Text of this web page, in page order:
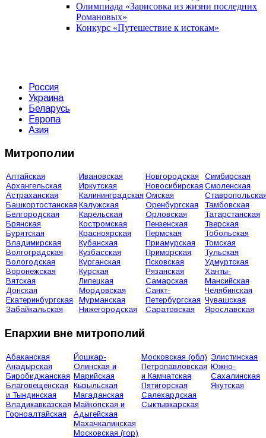
Олимпиада «Зарисовка из жизни последних
Романовых»
Конкурс «Путешествие к истокам»
Россия
Украина
Беларусь
Европа
Азия
Митрополии
Алтайская
Архангельская
Астраханская
Башкортостанская
Белгородская
Брянская
Бурятская
Владимирская
Волгоградская
Вологодская
Воронежская
Вятская
Донская
Екатеринбургская
Забайкальская
Ивановская
Иркутская
Калининградская
Калужская
Карельская
Костромская
Красноярская
Кубанская
Кузбасская
Курганская
Курская
Липецкая
Мордовская
Мурманская
Нижегородская
Новгородская
Новосибирская
Омская
Оренбургская
Орловская
Пензенская
Пермская
Приамурская
Приморская
Псковская
Рязанская
Самарская
Санкт-
Петербургская
Саратовская
Симбирская
Смоленская
Тамбовская
Татарстанская
Тверская
Тобольская
Томская
Тульская
Удмуртская
Ханты-
Мансийская
Челябинская
Чувашская
Ярославская
Епархии вне митрополий
Абаканская
Анадырская
Биробиджанская
Благовещенская
и Тындинская
Владикавказская
Горноалтайская
Йошкар-
Олинская и
Марийская
Кызыльская
Магаданская
Майкопская и
Адыгейская
Махачкалинская
Московская (гор)
Московская (обл)
Петропавловская
и Камчатская
Пятигорская
Салехардская
Сыктывкарская
Элистинская
Южно-
Сахалинская
Якутская